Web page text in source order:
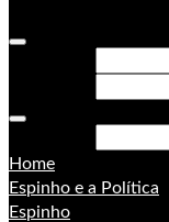
Home
Espinho e a Política
Espinho